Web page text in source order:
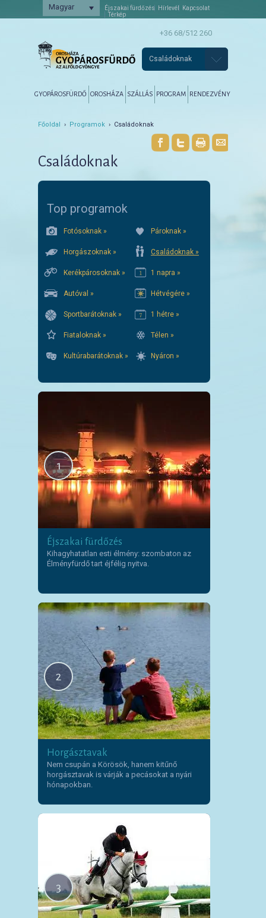
Magyar Éjszakai fürdőzés Hírlevél
Kapcsolat
Térkép
+36 68/512 260
Családoknak
Tovább az elsődleges tartalomra
Tovább a másodlagos tartalomra
GYOPÁROSFÜRDŐ OROSHÁZA SZÁLLÁS PROGRAM RENDEZVÉNY
Főoldal › Programok › Családoknak
Családoknak
Top programok
Fotósoknak » Pároknak »
Horgászoknak » Családoknak »
Kerékpárosoknak » 1 napra »
Autóval » Hétvégére »
Sportbarátoknak » 1 hétre »
Fiataloknak » Télen »
Kultúrabarátoknak » Nyáron »
1
Éjszakai fürdőzés
Kihagyhatatlan esti élmény: szombaton az
Élményfürdő tart éjfélig nyitva.
2
Horgásztavak
Nem csupán a Körösök, hanem kitűnő
horgásztavak is várják a pecásokat a nyári
hónapokban.
3